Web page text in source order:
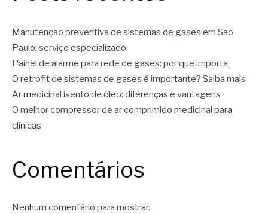
Manutenção preventiva de sistemas de gases em São
Paulo: serviço especializado
Painel de alarme para rede de gases: por que importa
O retrofit de sistemas de gases é importante? Saiba mais
Ar medicinal isento de óleo: diferenças e vantagens
O melhor compressor de ar comprimido medicinal para
clínicas
Comentários
Nenhum comentário para mostrar.